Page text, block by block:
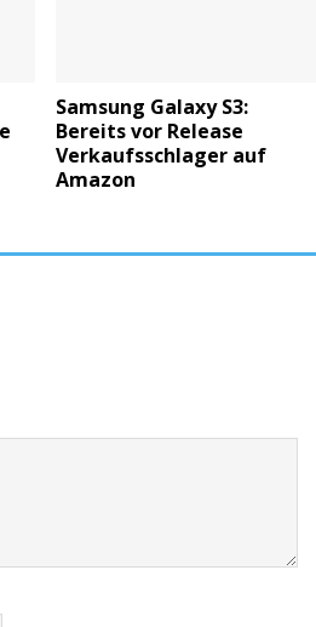
Samsung Galaxy S3:
Bereits vor Release
Verkaufsschlager auf
Amazon